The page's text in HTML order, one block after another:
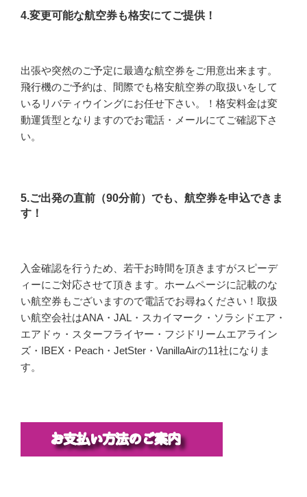
4.変更可能な航空券も格安にてご提供！
出張や突然のご予定に最適な航空券をご用意出来ます。
飛行機のご予約は、間際でも格安航空券の取扱いをして
いるリバティウイングにお任せ下さい。！格安料金は変
動運賃型となりますのでお電話・メールにてご確認下さ
い。
5.ご出発の直前（90分前）でも、航空券を申込できま
す！
入金確認を行うため、若干お時間を頂きますがスピーデ
ィーにご対応させて頂きます。ホームページに記載のな
い航空券もございますので電話でお尋ねください！取扱
い航空会社はANA・JAL・スカイマーク・ソラシドエア・
エアドゥ・スターフライヤー・フジドリームエアライン
ズ・IBEX・Peach・JetSter・VanillaAirの11社になりま
す。